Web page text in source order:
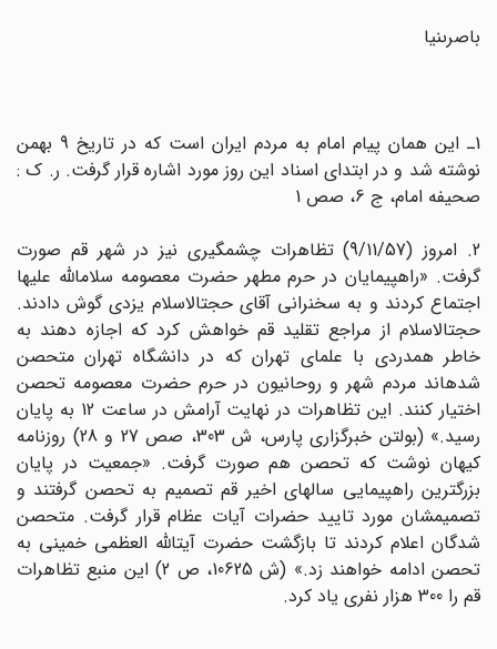
باصرى‏نیا
1ـ این همان پیام امام به مردم ایران است که در تاریخ 9 بهمن
نوشته شد و در ابتداى اسناد این روز مورد اشاره قرار گرفت. ر. ک :
صحیفه امام، ج 6، صص 1
2. امروز (9/11/57) تظاهرات چشمگیرى نیز در شهر قم صورت
گرفت. «راهپیمایان در حرم مطهر حضرت معصومه سلام‏اللّه‏ علیها
اجتماع کردند و به سخنرانى آقاى حجت‏الاسلام یزدى گوش دادند.
حجت‏الاسلام از مراجع تقلید قم خواهش کرد که اجازه دهند به
خاطر همدردى با علماى تهران که در دانشگاه تهران متحصن
شده‏اند مردم شهر و روحانیون در حرم حضرت معصومه تحصن
اختیار کنند. این تظاهرات در نهایت آرامش در ساعت 12 به پایان
رسید.» (بولتن خبرگزارى پارس، ش 303، صص 27 و 28) روزنامه
کیهان نوشت که تحصن هم صورت گرفت. «جمعیت در پایان
بزرگترین راهپیمایى سالهاى اخیر قم تصمیم به تحصن گرفتند و
تصمیمشان مورد تایید حضرات آیات عظام قرار گرفت. متحصن
شدگان اعلام کردند تا بازگشت حضرت آیت‏اللّه‏ العظمى خمینى به
تحصن ادامه خواهند زد.» (ش 10625، ص 2) این منبع تظاهرات
قم را 300 هزار نفرى یاد کرد.